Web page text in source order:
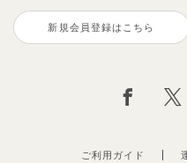
新規会員登録はこちら
ご利用ガイド